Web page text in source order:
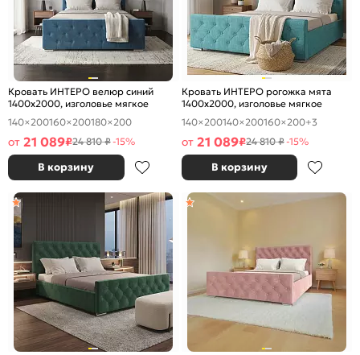
Кровать ИНТЕРО велюр синий
1400x2000, изголовье мягкое
140×200160×200180×200
от 21 089₽24 810 ₽-15%
В корзину
Кровать ИНТЕРО рогожка мята
1400x2000, изголовье мягкое
140×200140×200160×200+3
от 21 089₽24 810 ₽-15%
В корзину